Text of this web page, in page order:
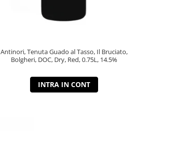
Antinori, Tenuta Guado al Tasso, Il Bruciato,
Bolgheri, DOC, Dry, Red, 0.75L, 14.5%
INTRA IN CONT